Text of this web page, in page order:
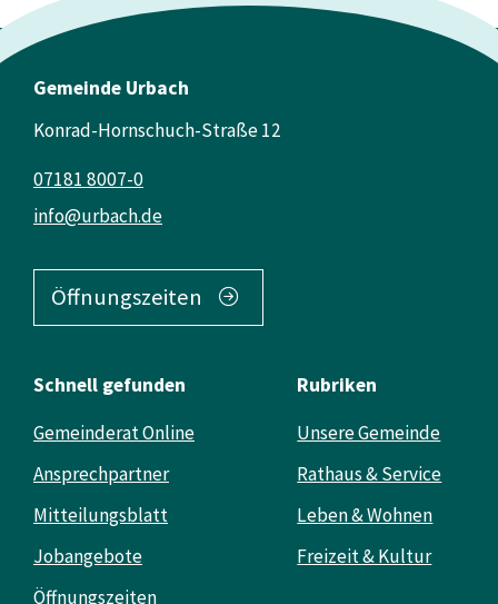
Gemeinde Urbach
Konrad-Hornschuch-Straße 12
info@urbach.de
07181 8007-0
Öffnungszeiten
Schnell gefunden
Gemeinderat Online
Ansprechpartner
Mitteilungsblatt
Jobangebote
Öffnungszeiten
Rubriken
Unsere Gemeinde
Rathaus & Service
Leben & Wohnen
Freizeit & Kultur